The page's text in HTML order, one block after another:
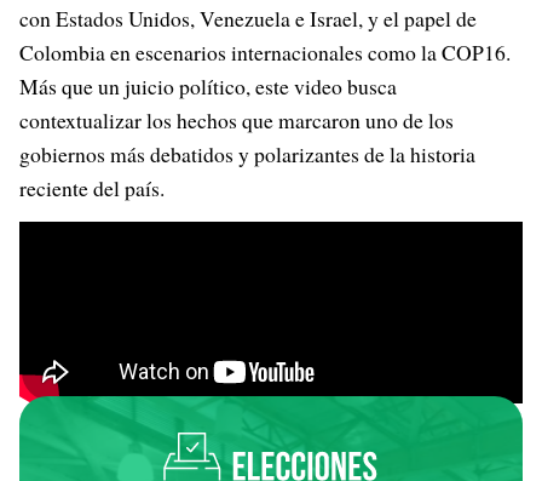
con Estados Unidos, Venezuela e Israel, y el papel de
Colombia en escenarios internacionales como la COP16.
Más que un juicio político, este video busca
contextualizar los hechos que marcaron uno de los
gobiernos más debatidos y polarizantes de la historia
reciente del país.